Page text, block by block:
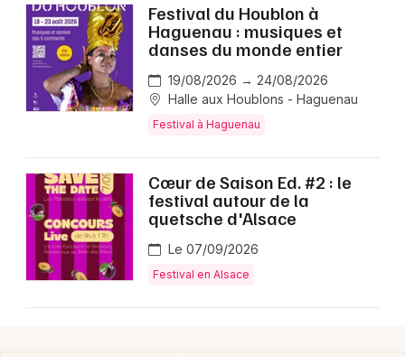
Festival du Houblon à
Haguenau : musiques et
danses du monde entier
19/08/2026 → 24/08/2026
Halle aux Houblons - Haguenau
Festival à Haguenau
Cœur de Saison Ed. #2 : le
festival autour de la
quetsche d'Alsace
Le 07/09/2026
Festival en Alsace